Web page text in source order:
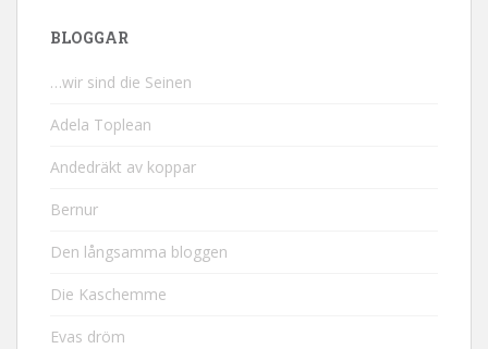
BLOGGAR
…wir sind die Seinen
Adela Toplean
Andedräkt av koppar
Bernur
Den långsamma bloggen
Die Kaschemme
Evas dröm